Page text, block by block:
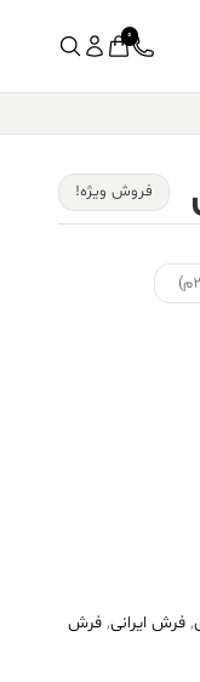
0
فروش ویژه!
, فرش ایرانی, فرش